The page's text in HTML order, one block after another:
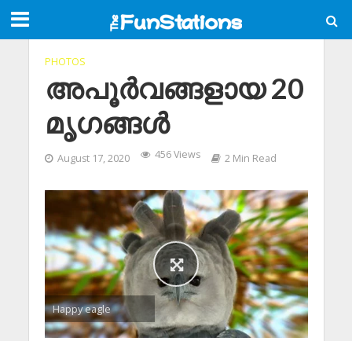
PHOTOS
അപൂർവങ്ങളായ 20
മൃഗങ്ങൾ
August 17, 2020 456 Views 2 Min Read
Happy eagle